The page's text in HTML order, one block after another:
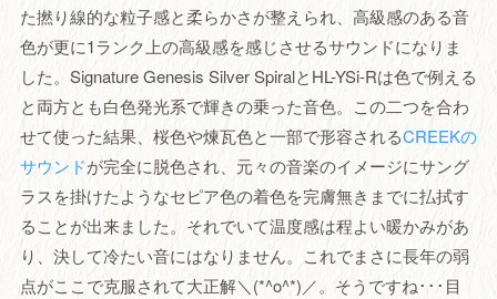
た撚り線的な粒子感と柔らかさが整えられ、高級感のある音
色が更に1ランク上の高級感を感じさせるサウンドになりま
した。Signature Genesis Silver SpiralとHL-YSi-Rは色で例える
と両方とも白色発光系で輝きの乗った音色。この二つを合わ
せて使った結果、桜色や煉瓦色と一部で形容されるCREEKの
サウンドが完全に脱色され、元々の音楽のイメージにサング
ラスを掛けたようなセピア色の着色を完膚無きまでに払拭す
ることが出来ました。それでいて温度感は程よい暖かみがあ
り、決して冷たい音にはなりません。これでまさに長年の弱
点がここで克服されて大正解＼(*^o^*)／。そうですね･･･目